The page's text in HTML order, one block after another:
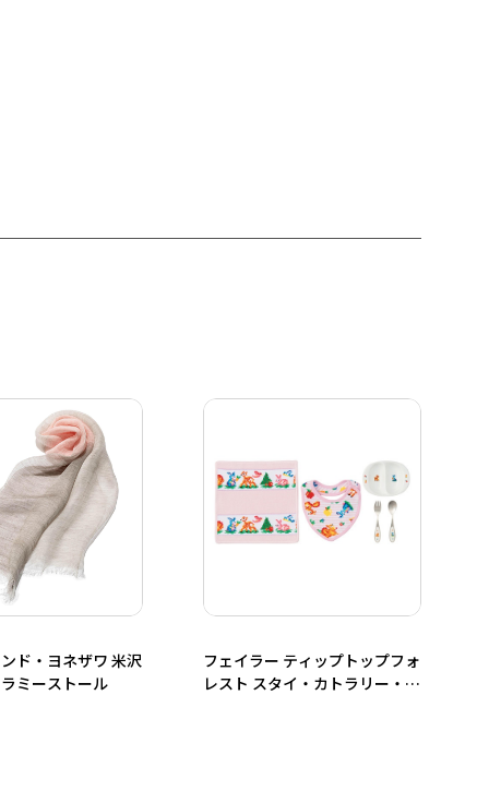
ド・ヨネザワ 米沢
ミーストール
フェイラー ティップトップフォ
レスト スタイ・カトラリー・離